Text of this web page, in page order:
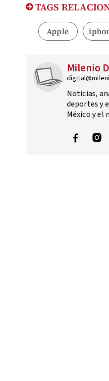
TAGS
Apple
Milenio
Noticias,
deportes y
México y el